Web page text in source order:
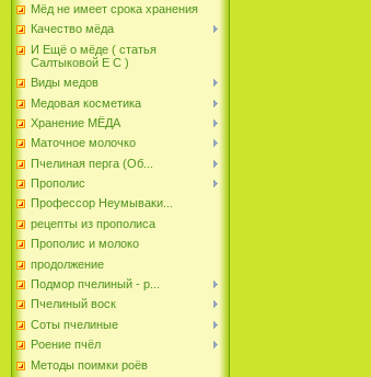
Мёд не имеет срока хранения
Качество мёда
И Ещё о мёде ( статья
Салтыковой Е С )
Виды медов
Медовая косметика
Хранение МЁДА
Маточное молочко
Пчелиная перга (Об...
Прополис
Профессор Неумываки...
рецепты из прополиса
Прополис и молоко
продолжение
Подмор пчелиный - р...
Пчелиный воск
Соты пчелиные
Роение пчёл
Методы поимки роёв